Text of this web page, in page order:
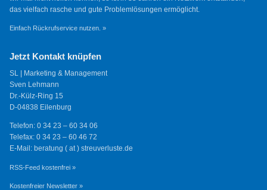
das vielfach rasche und gute Problemlösungen ermöglicht.
Einfach Rückrufservice nutzen. »
Jetzt Kontakt knüpfen
SL | Marketing & Management
Sven Lehmann
Dr.-Külz-Ring 15
D-04838 Eilenburg
Telefon: 0 34 23 – 60 34 06
Telefax: 0 34 23 – 60 46 72
E-Mail: beratung ( at ) streuverluste.de
RSS-Feed kostenfrei »
Kostenfreier Newsletter »